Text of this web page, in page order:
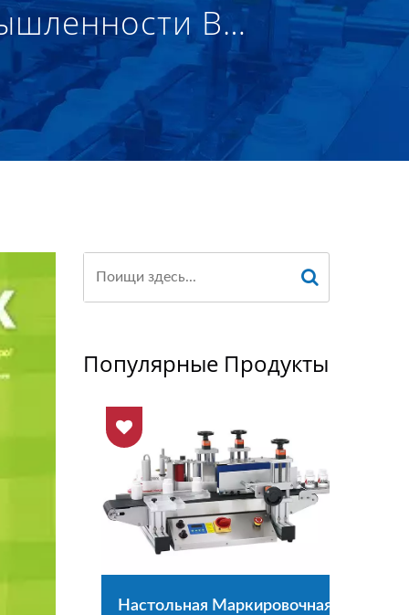
В
1998 Года |
Популярные Продукты
Настольная Маркировочная